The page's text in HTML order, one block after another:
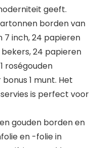
geeft.
borden van
7 inch, 24 papieren
24 papieren
roségouden
1 munt. Het
is perfect voor
gouden borden en
en -folie in